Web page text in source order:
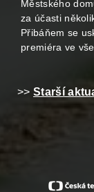
Městského
za účasti
Přibáňem se
premiéra ve
>> Starší